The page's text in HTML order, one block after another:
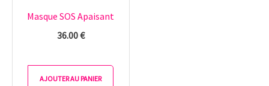
Masque SOS Apaisant
36.00€
AJOUTER AU PANIER